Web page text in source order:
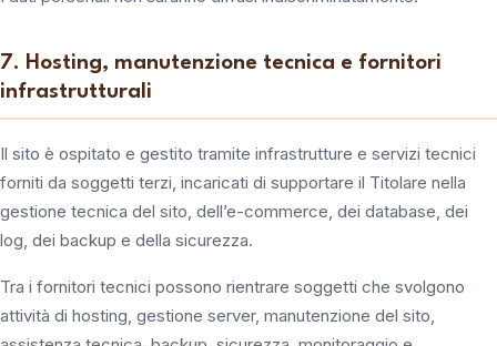
7. Hosting, manutenzione tecnica e fornitori
infrastrutturali
Il sito è ospitato e gestito tramite infrastrutture e servizi tecnici
forniti da soggetti terzi, incaricati di supportare il Titolare nella
gestione tecnica del sito, dell’e-commerce, dei database, dei
log, dei backup e della sicurezza.
Tra i fornitori tecnici possono rientrare soggetti che svolgono
attività di hosting, gestione server, manutenzione del sito,